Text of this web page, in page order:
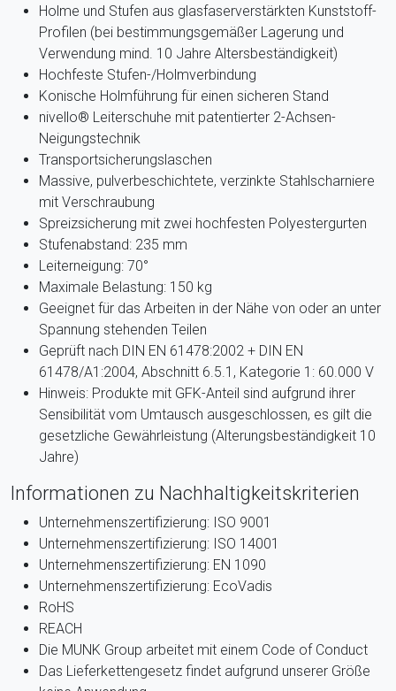
Holme und Stufen aus glasfaserverstärkten Kunststoff-
Profilen (bei bestimmungsgemäßer Lagerung und
Verwendung mind. 10 Jahre Altersbeständigkeit)
Hochfeste Stufen-/Holmverbindung
Konische Holmführung für einen sicheren Stand
nivello® Leiterschuhe mit patentierter 2-Achsen-
Neigungstechnik
Transportsicherungslaschen
Massive, pulverbeschichtete, verzinkte Stahlscharniere
mit Verschraubung
Spreizsicherung mit zwei hochfesten Polyestergurten
Stufenabstand: 235 mm
Leiterneigung: 70°
Maximale Belastung: 150 kg
Geeignet für das Arbeiten in der Nähe von oder an unter
Spannung stehenden Teilen
Geprüft nach DIN EN 61478:2002 + DIN EN
61478/A1:2004, Abschnitt 6.5.1, Kategorie 1: 60.000 V
Hinweis: Produkte mit GFK-Anteil sind aufgrund ihrer
Sensibilität vom Umtausch ausgeschlossen, es gilt die
gesetzliche Gewährleistung (Alterungsbeständigkeit 10
Jahre)
Informationen zu Nachhaltigkeitskriterien
Unternehmenszertifizierung: ISO 9001
Unternehmenszertifizierung: ISO 14001
Unternehmenszertifizierung: EN 1090
Unternehmenszertifizierung: EcoVadis
RoHS
REACH
Die MUNK Group arbeitet mit einem Code of Conduct
Das Lieferkettengesetz findet aufgrund unserer Größe